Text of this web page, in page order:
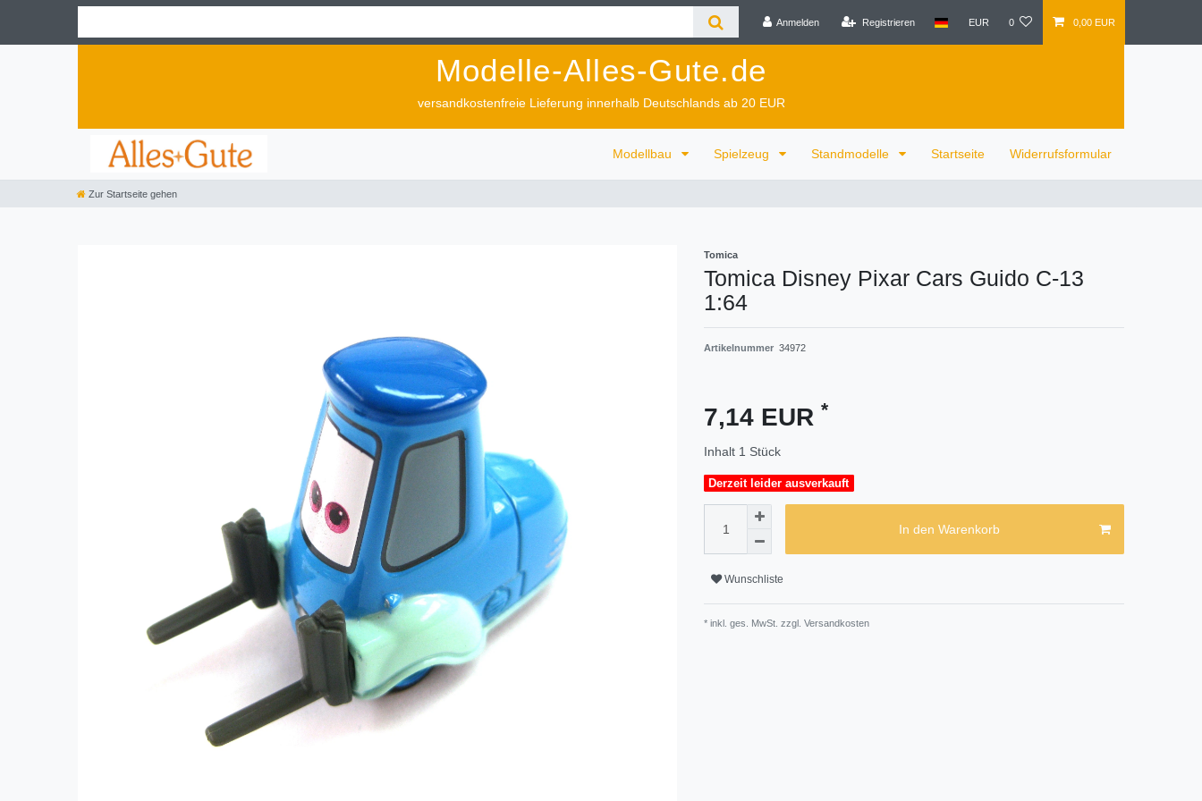
Anmelden Registrieren EUR 0 0,00 EUR
Modelle-Alles-Gute.de
versandkostenfreie Lieferung innerhalb Deutschlands ab 20 EUR
Modellbau Spielzeug Standmodelle Startseite Widerrufsformular
Zur Startseite gehen
Tomica
Tomica Disney Pixar Cars Guido C-13
1:64
Artikelnummer 34972
7,14 EUR *
Inhalt 1 Stück
Derzeit leider ausverkauft
In den Warenkorb
Wunschliste
* inkl. ges. MwSt. zzgl. Versandkosten